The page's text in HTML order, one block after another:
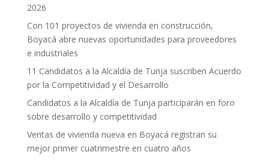
2026
Con 101 proyectos de vivienda en construcción,
Boyacá abre nuevas oportunidades para proveedores
e industriales
11 Candidatos a la Alcaldía de Tunja suscriben Acuerdo
por la Competitividad y el Desarrollo
Candidatos a la Alcaldía de Tunja participarán en foro
sobre desarrollo y competitividad
Ventas de vivienda nueva en Boyacá registran su
mejor primer cuatrimestre en cuatro años